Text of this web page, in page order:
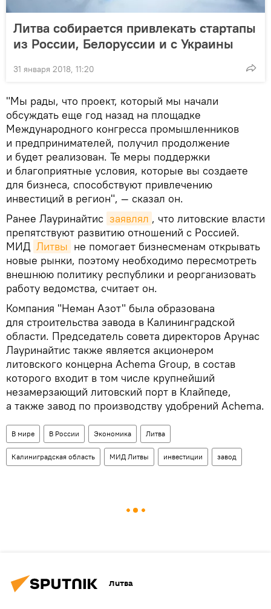
Литва собирается привлекать стартапы
из России, Белоруссии и с Украины
31 января 2018, 11:20
"Мы рады, что проект, который мы начали
обсуждать еще год назад на площадке
Международного конгресса промышленников
и предпринимателей, получил продолжение
и будет реализован. Те меры поддержки
и благоприятные условия, которые вы создаете
для бизнеса, способствуют привлечению
инвестиций в регион", — сказал он.
Ранее Лауринайтис заявлял , что литовские власти
препятствуют развитию отношений с Россией.
МИД Литвы не помогает бизнесменам открывать
новые рынки, поэтому необходимо пересмотреть
внешнюю политику республики и реорганизовать
работу ведомства, считает он.
Компания "Неман Азот" была образована
для строительства завода в Калининградской
области. Председатель совета директоров Арунас
Лауринайтис также является акционером
литовского концерна Achema Group, в состав
которого входит в том числе крупнейший
незамерзающий литовский порт в Клайпеде,
а также завод по производству удобрений Achema.
В мире В России Экономика Литва
Калиниградская область МИД Литвы инвестиции завод
Литва